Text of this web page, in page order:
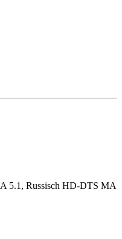
5.1, Russisch HD-DTS MA